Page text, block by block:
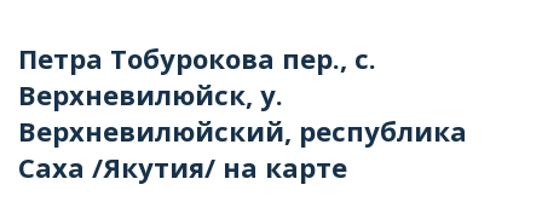
Петра Тобурокова пер., с.
Верхневилюйск, у.
Верхневилюйский, республика
Саха /Якутия/ на карте